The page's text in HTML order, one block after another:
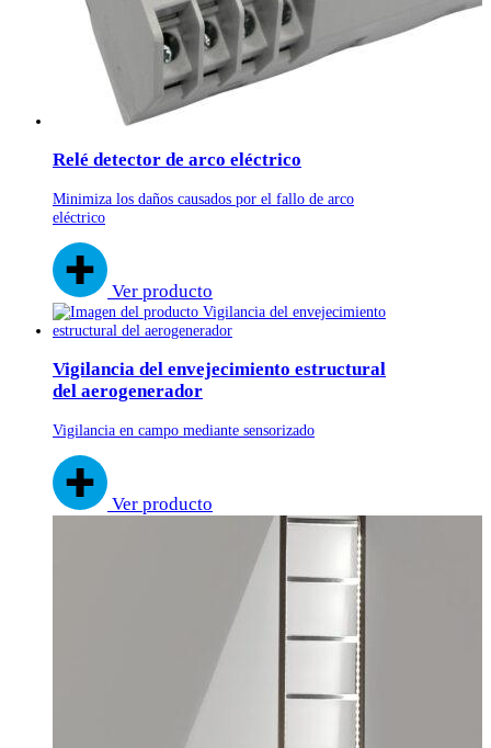
Relé detector de arco eléctrico
Minimiza los daños causados por el fallo de arco
eléctrico
Ver producto
Vigilancia del envejecimiento estructural
del aerogenerador
Vigilancia en campo mediante sensorizado
Ver producto